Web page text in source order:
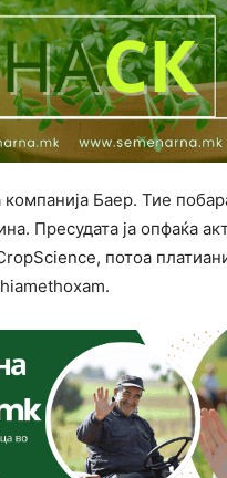
компанија Баер. Тие
Пресудата ја опфаќа
потоа